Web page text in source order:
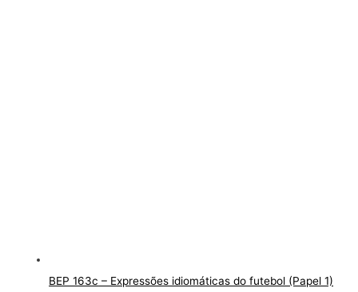
BEP 163c – Expressões idiomáticas do futebol (Papel 1)